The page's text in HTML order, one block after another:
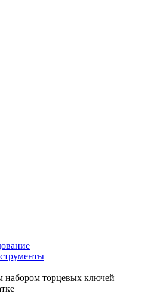
набором торцевых ключей